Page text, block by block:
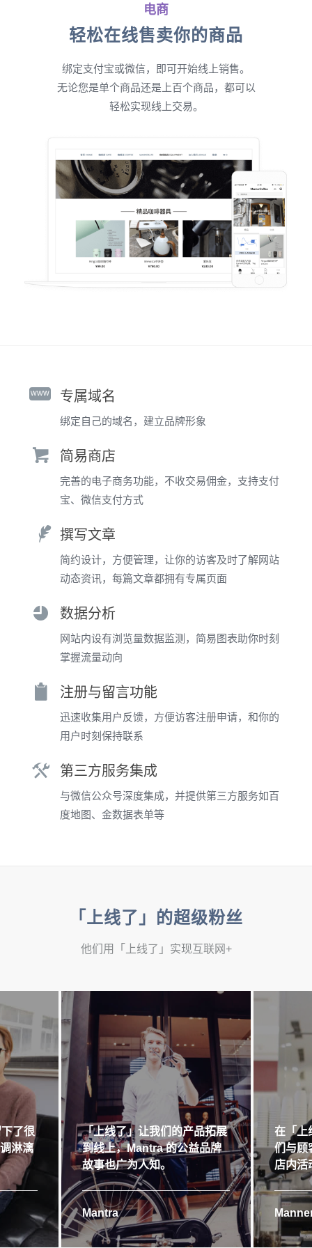
电商
轻松在线售卖你的商品
绑定支付宝或微信，即可开始线上销售。
无论您是单个商品还是上百个商品，都可以
轻松实现线上交易。
www 专属域名
绑定自己的域名，建立品牌形象
简易商店
完善的电子商务功能，不收交易佣金，支持支付
宝、微信支付方式
撰写文章
简约设计，方便管理，让你的访客及时了解网站
动态资讯，每篇文章都拥有专属页面
数据分析
网站内设有浏览量数据监测，简易图表助你时刻
掌握流量动向
注册与留言功能
迅速收集用户反馈，方便访客注册申请，和你的
用户时刻保持联系
第三方服务集成
与微信公众号深度集成，并提供第三方服务如百
度地图、金数据表单等
「上线了」的超级粉丝
他们用「上线了」实现互联网+
了很
淋漓
「上线了」让我们的产品拓展
到线上，Mantra 的公益品牌
故事也广为人知。
Mantra
在「上
们与顾
店内活